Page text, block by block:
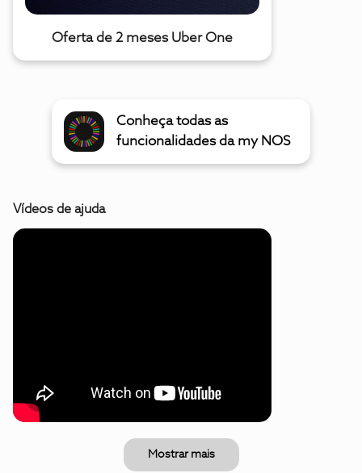
Oferta de 2 meses Uber One
Conheça todas as
funcionalidades da my NOS
Vídeos de ajuda
Mostrar mais